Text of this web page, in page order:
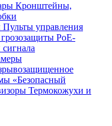
Кронштейны,
Пульты управления
PoE-
сигнала
«Безопасный
Термокожухи и